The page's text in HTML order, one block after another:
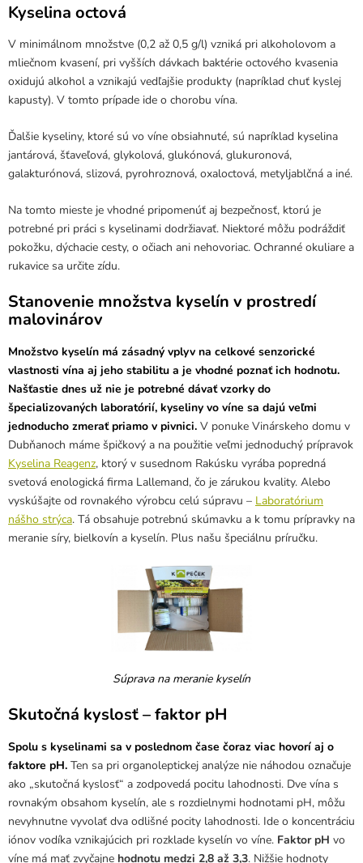
Kyselina octová
V minimálnom množstve (0,2 až 0,5 g/l) vzniká pri alkoholovom a
mliečnom kvasení, pri vyšších dávkach baktérie octového kvasenia
oxidujú alkohol a vznikajú vedľajšie produkty (napríklad chuť kyslej
kapusty). V tomto prípade ide o chorobu vína.
Ďalšie kyseliny, ktoré sú vo víne obsiahnuté, sú napríklad kyselina
jantárová, šťaveľová, glykolová, glukónová, glukuronová,
galakturónová, slizová, pyrohroznová, oxaloctová, metyljablčná a iné.
Na tomto mieste je vhodné pripomenúť aj bezpečnosť, ktorú je
potrebné pri práci s kyselinami dodržiavať. Niektoré môžu podráždiť
pokožku, dýchacie cesty, o očiach ani nehovoriac. Ochranné okuliare a
rukavice sa určite zídu.
Stanovenie množstva kyselín v prostredí
malovinárov
Množstvo kyselín má zásadný vplyv na celkové senzorické
vlastnosti vína aj jeho stabilitu a je vhodné poznať ich hodnotu.
Našťastie dnes už nie je potrebné dávať vzorky do
špecializovaných laboratórií, kyseliny vo víne sa dajú veľmi
jednoducho zmerať priamo v pivnici. V ponuke Vinárskeho domu v
Dubňanoch máme špičkový a na použitie veľmi jednoduchý prípravok
Kyselina Reagenz, ktorý v susednom Rakúsku vyrába popredná
svetová enologická firma Lallemand, čo je zárukou kvality. Alebo
vyskúšajte od rovnakého výrobcu celú súpravu – Laboratórium
nášho strýca. Tá obsahuje potrebnú skúmavku a k tomu prípravky na
meranie síry, bielkovín a kyselín. Plus našu špeciálnu príručku.
Súprava na meranie kyselín
Skutočná kyslosť – faktor pH
Spolu s kyselinami sa v poslednom čase čoraz viac hovorí aj o
faktore pH. Ten sa pri organoleptickej analýze nie náhodou označuje
ako „skutočná kyslosť“ a zodpovedá pocitu lahodnosti. Dve vína s
rovnakým obsahom kyselín, ale s rozdielnymi hodnotami pH, môžu
nevyhnutne vyvolať dva odlišné pocity lahodnosti. Ide o koncentráciu
iónov vodíka vznikajúcich pri rozklade kyselín vo víne. Faktor pH vo
víne má mať zvyčajne hodnotu medzi 2,8 až 3,3. Nižšie hodnoty